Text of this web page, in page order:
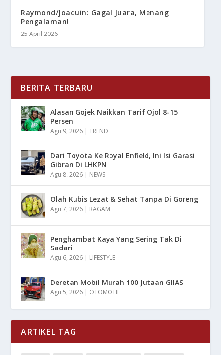
Raymond/Joaquin: Gagal Juara, Menang
Pengalaman!
25 April 2026
BERITA TERBARU
Alasan Gojek Naikkan Tarif Ojol 8-15
Persen
Agu 9, 2026 |TREND
Dari Toyota Ke Royal Enfield, Ini Isi Garasi
Gibran Di LHKPN
Agu 8, 2026 | NEWS
Olah Kubis Lezat & Sehat Tanpa Di Goreng
Agu 7, 2026 | RAGAM
Penghambat Kaya Yang Sering Tak Di
Sadari
Agu 6, 2026 | LIFESTYLE
Deretan Mobil Murah 100 Jutaan GIIAS
Agu 5, 2026 | OTOMOTIF
ARTIKEL TAG